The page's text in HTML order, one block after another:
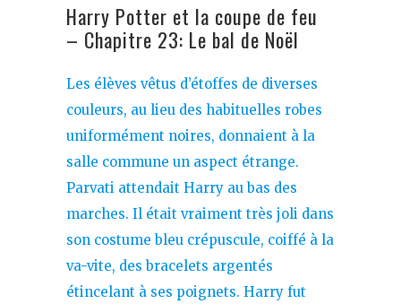
Harry Potter et la coupe de feu
– Chapitre 23: Le bal de Noël
Les élèves vêtus d’étoffes de diverses
couleurs, au lieu des habituelles robes
uniformément noires, donnaient à la
salle commune un aspect étrange.
Parvati attendait Harry au bas des
marches. Il était vraiment très joli dans
son costume bleu crépuscule, coiffé à la
va-vite, des bracelets argentés
étincelant à ses poignets. Harry fut